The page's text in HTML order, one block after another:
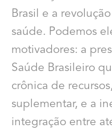
Brasil e a
saúde. Podemos
motivadores: a
Saúde Brasileiro
crônica de
suplementar, e a
integração entre